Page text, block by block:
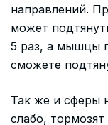
направлений.
может
5 раз, а мышцы
сможете
Так же и сферы
слабо,